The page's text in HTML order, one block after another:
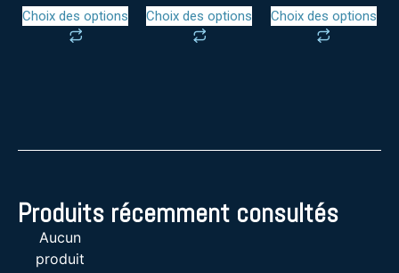
Choix des options Choix des options Choix des options
Produits récemment consultés
Aucun
produit